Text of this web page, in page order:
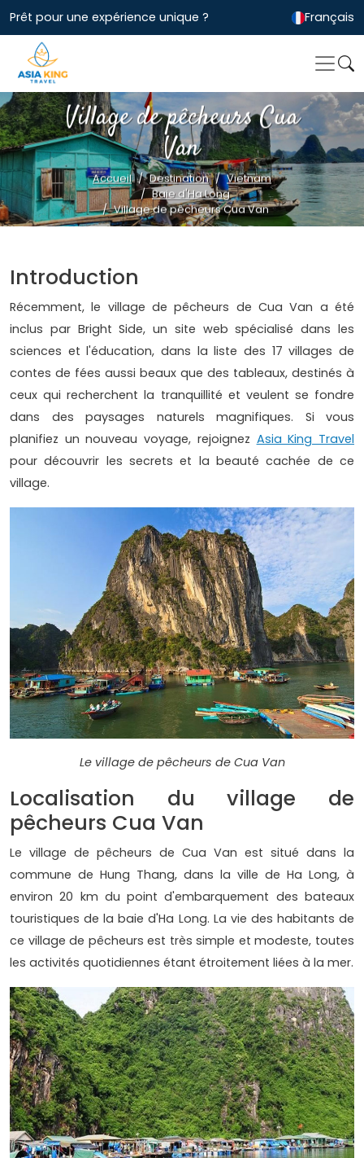
Prêt pour une expérience unique ? Français
Village de pêcheurs Cua
Van
Accueil Destination
Vietnam
Baie d'Ha Long
Village de pêcheurs Cua Van
Introduction
Récemment, le village de pêcheurs de Cua Van a été
inclus par Bright Side, un site web spécialisé dans les
sciences et l'éducation, dans la liste des 17 villages de
contes de fées aussi beaux que des tableaux, destinés à
ceux qui recherchent la tranquillité et veulent se fondre
dans des paysages naturels magnifiques. Si vous
planifiez un nouveau voyage, rejoignez Asia King Travel
pour découvrir les secrets et la beauté cachée de ce
village.
Le village de pêcheurs de Cua Van
Localisation du village de
pêcheurs Cua Van
Le village de pêcheurs de Cua Van est situé dans la
commune de Hung Thang, dans la ville de Ha Long, à
environ 20 km du point d'embarquement des bateaux
touristiques de la baie d'Ha Long. La vie des habitants de
ce village de pêcheurs est très simple et modeste, toutes
les activités quotidiennes étant étroitement liées à la mer.